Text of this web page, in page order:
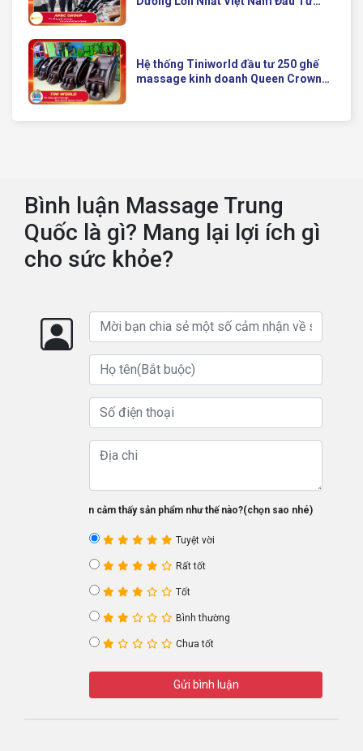
Hệ thống Tiniworld đầu tư 250 ghế
massage kinh doanh Queen Crown
Bình luận Massage Trung
Quốc là gì? Mang lại lợi ích gì
cho sức khỏe?
Bạn cảm thấy sản phẩm như thế nào?(chọn sao nhé)
Tuyệt vời
Rất tốt
Tốt
Bình thường
Chưa tốt
Gửi bình luận